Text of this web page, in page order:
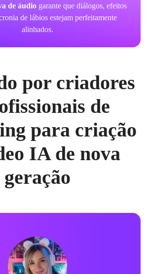
de áudio garante que diálogos, efeitos
de lábios estejam perfeitamente
alinhados.
por criadores
de
para criação
IA de nova
geração